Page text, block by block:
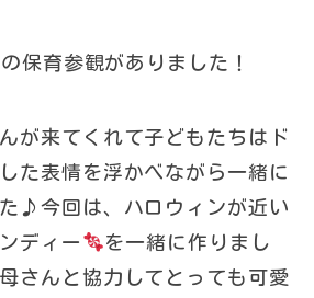
保育参観がありました！
が来てくれて子どもたちはド
た表情を浮かべながら一緒に
♪今回は、ハロウィンが近い
ディー
を一緒に作りまし
さんと協力してとっても可愛